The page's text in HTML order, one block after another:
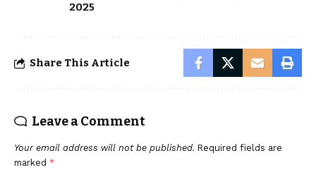
2025
Share This Article
Leave a Comment
Your email address will not be published. Required fields are
marked *